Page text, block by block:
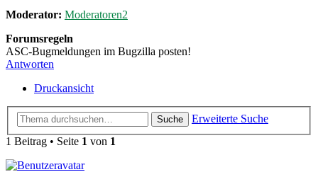
Moderator: Moderatoren2
Forumsregeln
ASC-Bugmeldungen im Bugzilla posten!
Antworten
Druckansicht
Suche
Erweiterte Suche
1 Beitrag • Seite 1 von 1